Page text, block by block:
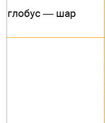
глобус — шар